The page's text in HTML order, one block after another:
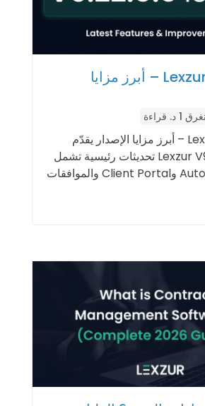
Lexzur V9.22.00 – أبرز مزايا
د. قراءة
Lexzur V9.22.00 – أبرز مزايا الإصدار يقدّم
إصدار Lexzur V9.22.00 تحديثات رئيسية تشمل
Automation Hub وClient Portal والموافقات